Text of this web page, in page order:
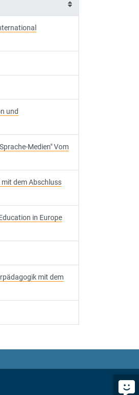
und
Medien" Vom
dem Abschluss
in Europe
mit dem